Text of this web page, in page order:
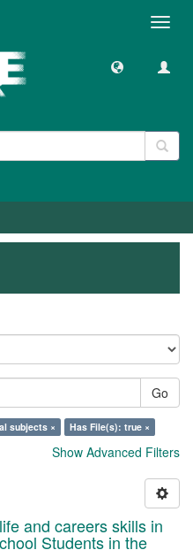
Go
subjects × Has File(s): true ×
Show Advanced Filters
and careers skills in
Students in the